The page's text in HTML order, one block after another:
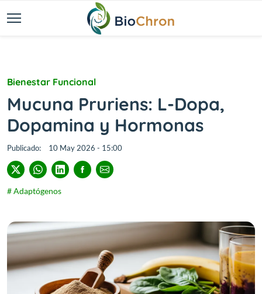
Bienestar Funcional
Mucuna Pruriens: L-Dopa,
Dopamina y Hormonas
Publicado: 10 May 2026 - 15:00
# Adaptógenos